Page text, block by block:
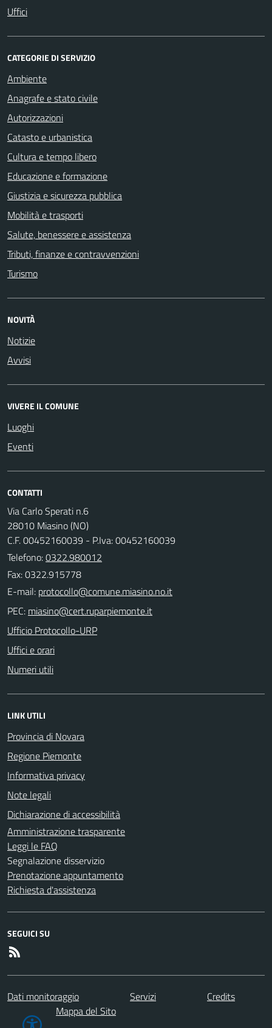
Uffici
CATEGORIE DI SERVIZIO
Ambiente
Anagrafe e stato civile
Autorizzazioni
Catasto e urbanistica
Cultura e tempo libero
Educazione e formazione
Giustizia e sicurezza pubblica
Mobilità e trasporti
Salute, benessere e assistenza
Tributi, finanze e contravvenzioni
Turismo
NOVITÀ
Notizie
Avvisi
VIVERE IL COMUNE
Luoghi
Eventi
CONTATTI
Via Carlo Sperati n.6
28010 Miasino (NO)
C.F. 00452160039 - P.Iva: 00452160039
Telefono:0322.980012
Fax: 0322.915778
E-mail:
PEC:
Ufficio Protocollo-URP
Uffici e orari
Numeri utili
LINK UTILI
Provincia di Novara
Regione Piemonte
Informativa privacy
Note legali
Dichiarazione di accessibilità
Amministrazione trasparente
Leggi le FAQ
Segnalazione disservizio
Prenotazione appuntamento
Richiesta d'assistenza
SEGUICI SU
Dati monitoraggio Servizi
Credits
Mappa del Sito